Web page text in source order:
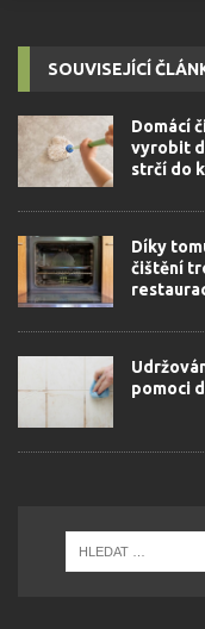
SOUVISEJÍCÍ
Domácí
vyrobit
strčí do
Díky
čištění
pomoci